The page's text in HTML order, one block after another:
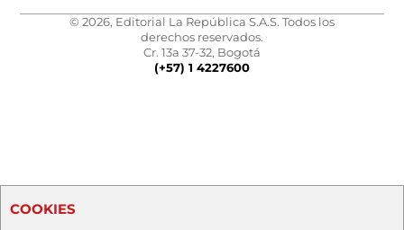
© 2026, Editorial La República S.A.S. Todos los
derechos reservados.
Cr. 13a 37-32, Bogotá
(+57) 1 4227600
COOKIES